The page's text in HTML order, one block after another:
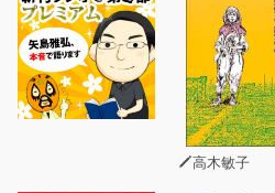
本書では、具体的な場面ごとに
スッと伝わる言いかえフレーズ
著者は認知症研究の第一人者で
症の人の心理学を研究してきま
その研究をもとに、認知症の人
ンが取れる話し方をわかりや
高木敏子